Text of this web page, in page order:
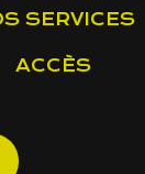
SERVICES
ACCÈS